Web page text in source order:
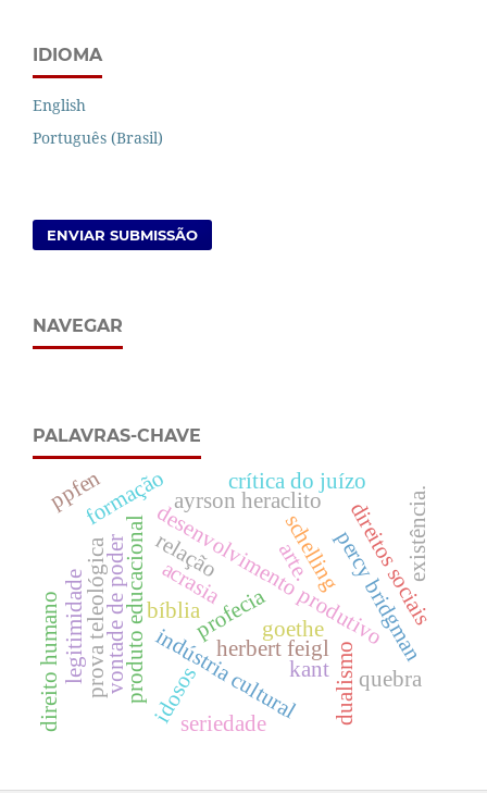
IDIOMA
English
Português (Brasil)
ENVIAR SUBMISSÃO
NAVEGAR
PALAVRAS-CHAVE
kant
herbert feigl
bíbliaprofecia
produto educacional relação
vontade de poder acrasia
desenvolvimento produtivo
formação
indústria cultural
percy bridgman
idosos
direitos sociais
arte.
schelling
prova teleológica
existência.
legitimidade
ayrson heraclito
direito humano goethe
dualismo
crítica do juízo
seriedade
quebra
ppfen